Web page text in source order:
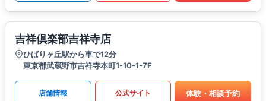
吉祥倶楽部吉祥寺店
ひばりヶ丘駅から車で12分
東京都武蔵野市吉祥寺本町1-10-1-7F
店舗情報 公式サイト 体験・相談予約